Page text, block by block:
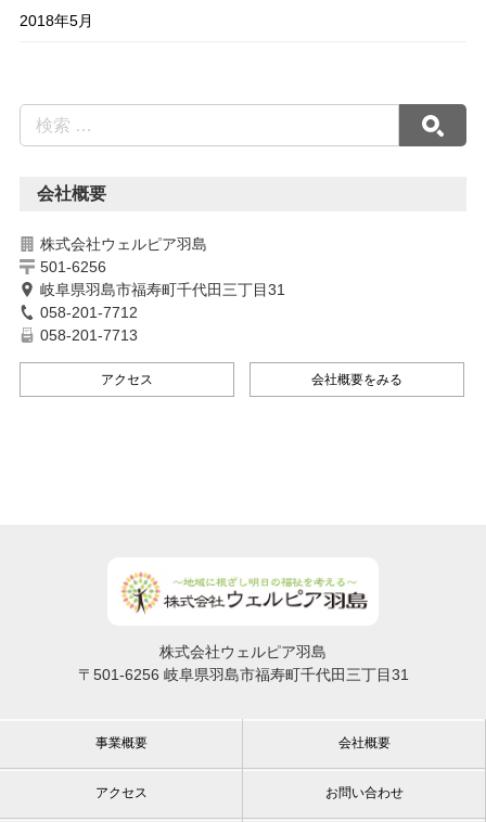
2018年5月
会社概要
株式会社ウェルピア羽島
501-6256
岐阜県羽島市福寿町千代田三丁目31
058-201-7712
058-201-7713
アクセス 会社概要をみる
株式会社ウェルピア羽島
〒501-6256 岐阜県羽島市福寿町千代田三丁目31
事業概要 会社概要
アクセス お問い合わせ